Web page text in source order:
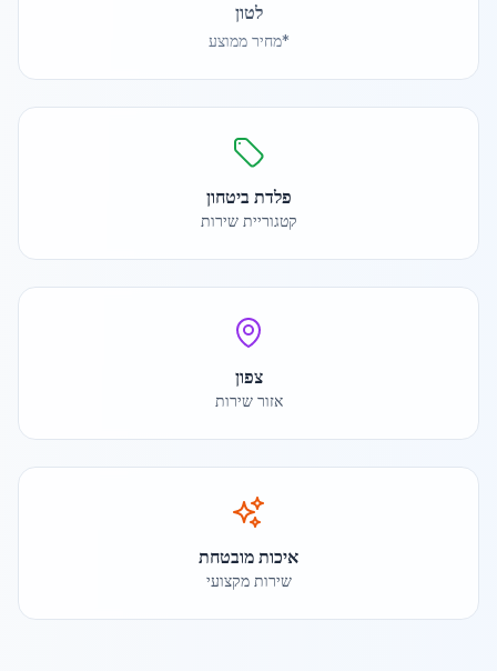
לטון
*מחיר ממוצע
פלדת ביטחון
קטגוריית שירות
צפון
אזור שירות
איכות מובטחת
שירות מקצועי